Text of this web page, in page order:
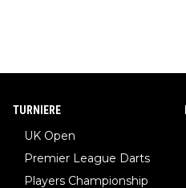
TURNIERE
UK Open
Premier League Darts
Players Championship